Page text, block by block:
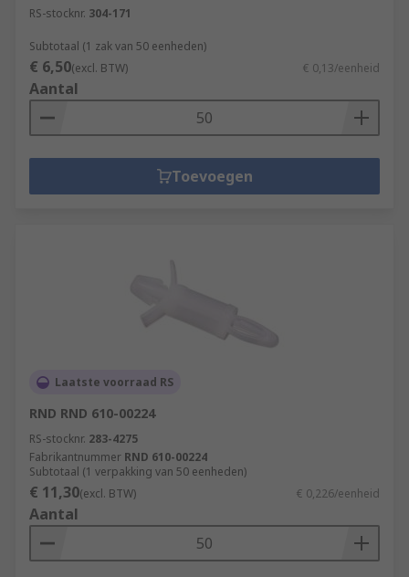
RS-stocknr. 304-171
Subtotaal (1 zak van 50 eenheden)
€ 6,50(excl. BTW) € 0,13/eenheid
Aantal
Toevoegen
Laatste voorraad RS
RND RND 610-00224
RS-stocknr. 283-4275
Fabrikantnummer RND 610-00224
Subtotaal (1 verpakking van 50 eenheden)
€ 11,30(excl. BTW) € 0,226/eenheid
Aantal